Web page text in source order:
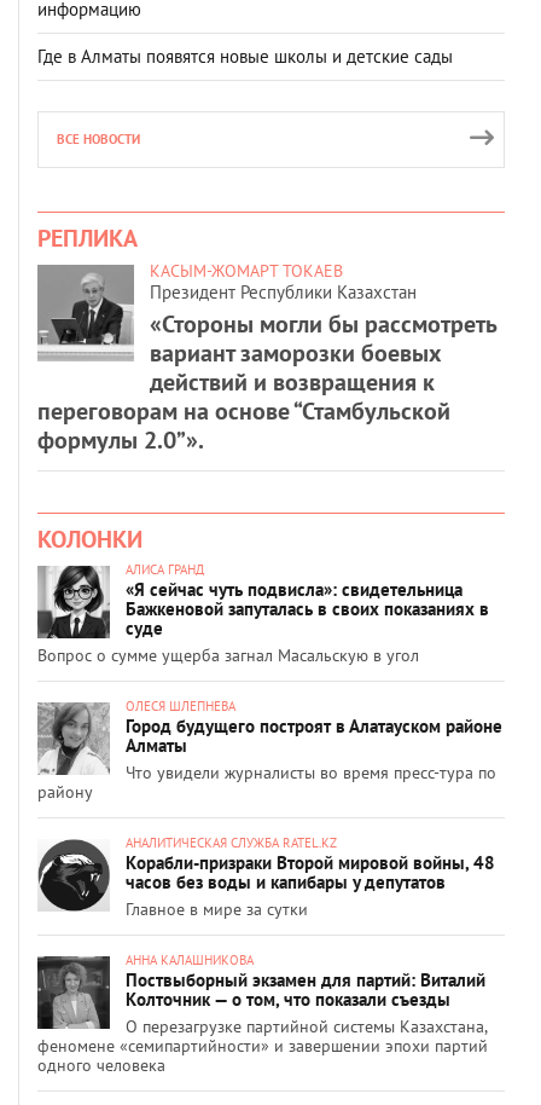
информацию
Где в Алматы появятся новые школы и детские сады
ВСЕ НОВОСТИ
РЕПЛИКА
КАСЫМ-ЖОМАРТ ТОКАЕВ
Президент Республики Казахстан
«Стороны могли бы рассмотреть
вариант заморозки боевых
действий и возвращения к
переговорам на основе “Стамбульской
формулы 2.0”».
КОЛОНКИ
АЛИСА ГРАНД
«Я сейчас чуть подвисла»: свидетельница
Бажкеновой запуталась в своих показаниях в
суде
Вопрос о сумме ущерба загнал Масальскую в угол
ОЛЕСЯ ШЛЕПНЕВА
Город будущего построят в Алатауском районе
Алматы
Что увидели журналисты во время пресс-тура по
району
АНАЛИТИЧЕСКАЯ СЛУЖБА RATEL.KZ
Корабли-призраки Второй мировой войны, 48
часов без воды и капибары у депутатов
Главное в мире за сутки
АННА КАЛАШНИКОВА
Поствыборный экзамен для партий: Виталий
Колточник — о том, что показали съезды
О перезагрузке партийной системы Казахстана,
феномене «семипартийности» и завершении эпохи партий
одного человека